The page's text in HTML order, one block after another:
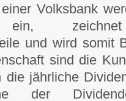
Volksbank
ein,
und wird somit
sind die
die jährliche
der